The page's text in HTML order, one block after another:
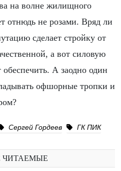
на волне жилищного
отнюдь не розами. Вряд ли
сделает стройку от
а вот силовую
А заодно один
офшорные тропки и
Сергей Гордеев ГК ПИК